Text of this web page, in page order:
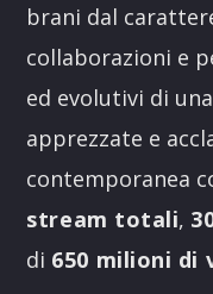
brani dal
collaborazioni e
ed evolutivi di
apprezzate e
contemporanea
stream totali,
di 650 milioni di